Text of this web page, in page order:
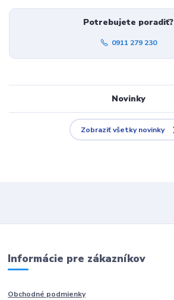
Potrebujete poradiť?
0911 279 230
Novinky
Zobraziť všetky novinky
Informácie pre zákazníkov
Obchodné podmienky